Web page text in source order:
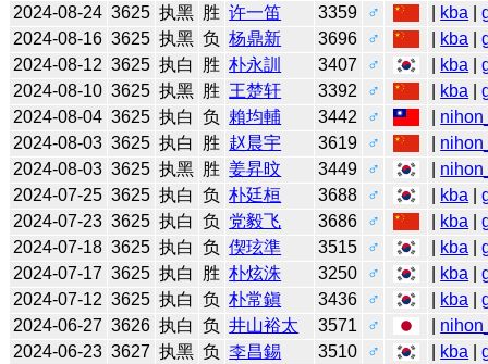
2024-08-24 3625 执黑 胜 许一笛 3359 ♂ kba |
2024-08-16 3625 执黑 负 杨鼎新 3696 ♂ kba |
2024-08-12 3625 执白 胜 朴永訓 3407 ♂ kba |
2024-08-10 3625 执黑 胜 王楚轩 3392 ♂ kba |
2024-08-04 3625 执白 负 賴均輔 3442 ♂
2024-08-03 3625 执白 胜 赵晨宇 3619 ♂
2024-08-03 3625 执黑 胜 姜昇旼 3449 ♂
2024-07-25 3625 执白 负 朴廷桓 3688 ♂ kba |
2024-07-23 3625 执白 负 党毅飞 3686 ♂ kba |
2024-07-18 3625 执白 负 偰玹準 3515 ♂ kba |
2024-07-17 3625 执白 胜 朴炫洙 3250 ♂ kba |
2024-07-12 3625 执白 负 朴常鎭 3436 ♂ kba |
2024-06-27 3626 执白 负 井山裕太 3571 ♂
2024-06-23 3627 执黑 负 李昌錫 3510 ♂ kba |